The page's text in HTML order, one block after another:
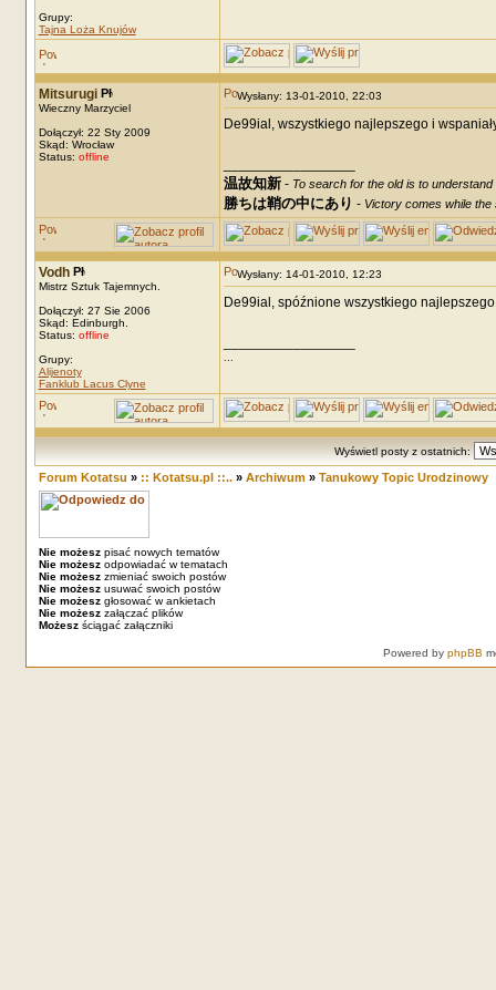
Grupy:
Tajna Loża Knujów
Mitsurugi
Wieczny Marzyciel
Dołączył: 22 Sty 2009
Skąd: Wrocław
Status: offline
Wysłany: 13-01-2010, 22:03
De99ial, wszystkiego najlepszego i
温故知新- To search for the old is to understand
勝ちは鞘の中にあり - Victory comes while
Vodh
Mistrz Sztuk Tajemnych.
Dołączył: 27 Sie 2006
Skąd: Edinburgh.
Status: offline
Grupy:
Alijenoty
Fanklub Lacus Clyne
Wysłany: 14-01-2010, 12:23
De99ial, spóźnione wszystkiego
...
Wyświetl posty z ostatnich:
Forum Kotatsu » :: Kotatsu.pl ::..» Archiwum» Tanukowy Topic Urodzinowy
Nie możeszpisać nowych tematów
Nie możeszodpowiadać w tematach
Nie możeszzmieniać swoich postów
Nie możeszusuwać swoich postów
Nie możeszgłosować w ankietach
Nie możeszzałączać plików
Możeszściągać załączniki
Powered by phpBB